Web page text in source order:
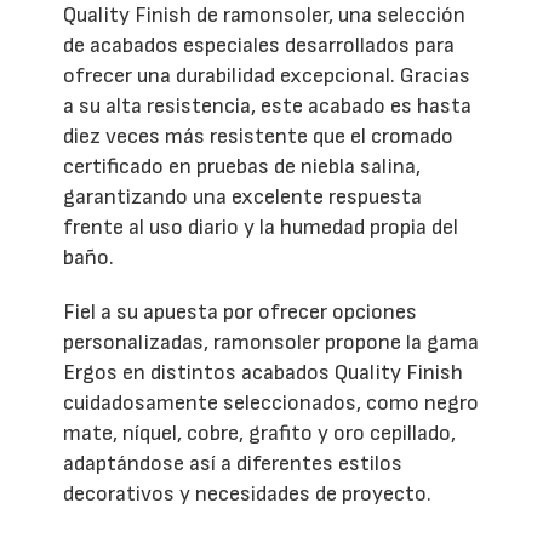
Quality Finish de ramonsoler, una selección
de acabados especiales desarrollados para
ofrecer una durabilidad excepcional. Gracias
a su alta resistencia, este acabado es hasta
diez veces más resistente que el cromado
certificado en pruebas de niebla salina,
garantizando una excelente respuesta
frente al uso diario y la humedad propia del
baño.
Fiel a su apuesta por ofrecer opciones
personalizadas, ramonsoler propone la gama
Ergos en distintos acabados Quality Finish
cuidadosamente seleccionados, como negro
mate, níquel, cobre, grafito y oro cepillado,
adaptándose así a diferentes estilos
decorativos y necesidades de proyecto.